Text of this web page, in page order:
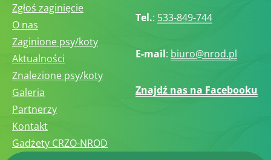
Zgłoś zaginięcie
O nas
Zaginione psy/koty
Aktualności
Znalezione psy/koty
Galeria
Partnerzy
Kontakt
Gadżety CRZO-NROD
Tel.: 533-849-744
E-mail: biuro@nrod.pl
Znajdź nas na Facebooku